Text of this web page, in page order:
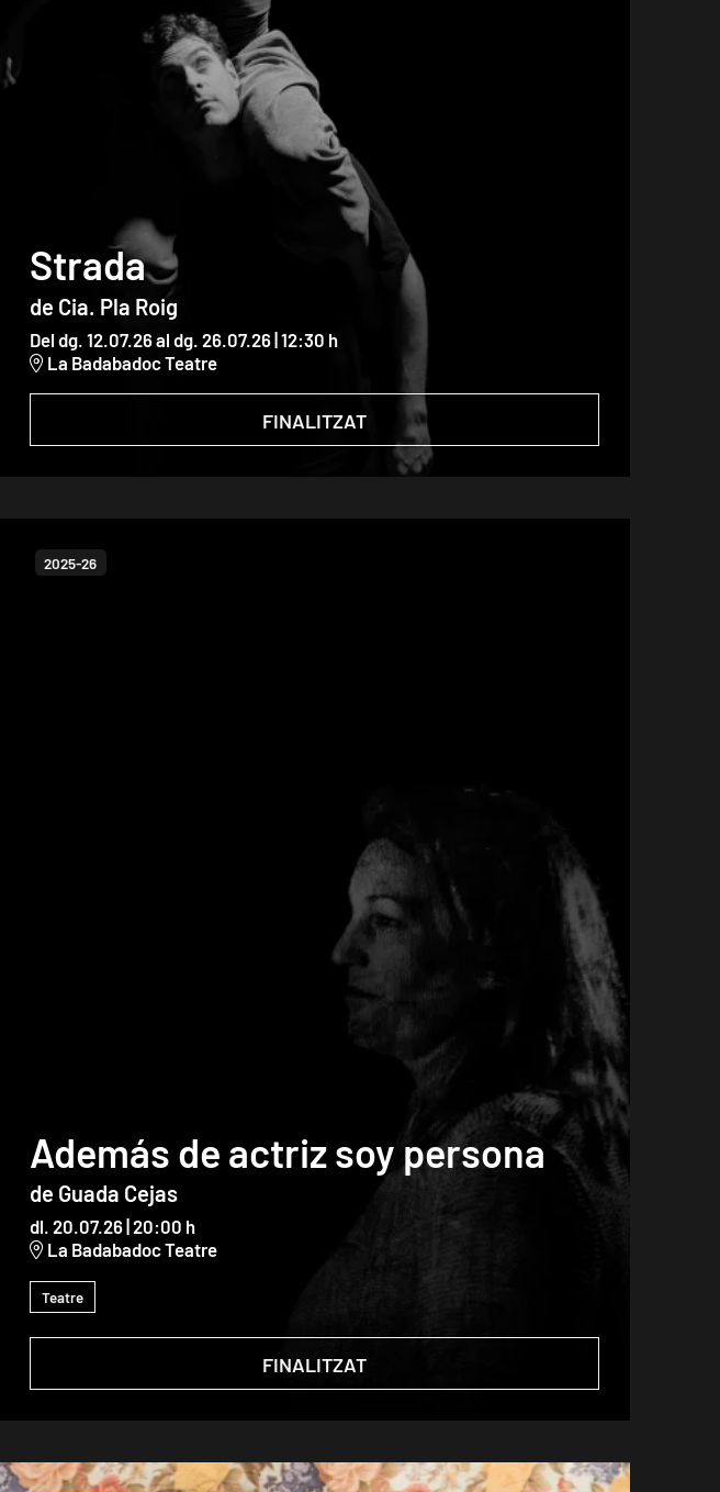
FINALITZAT
Strada
de Cia. Pla Roig
Del dg. 12.07.26al dg. 26.07.26|12:30 h
La Badabadoc Teatre
FINALITZAT
2025-26
Además de actriz soy persona
de Guada Cejas
dl. 20.07.26|20:00 h
La Badabadoc Teatre
Teatre